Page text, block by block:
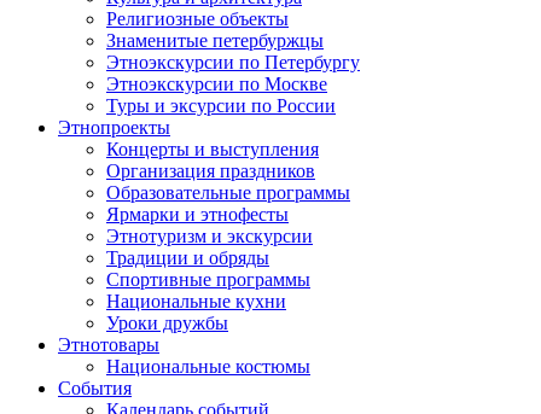
Религиозные объекты
Знаменитые петербуржцы
Этноэкскурсии по Петербургу
Этноэкскурсии по Москве
Туры и эксурсии по России
Этнопроекты
Концерты и выступления
Организация праздников
Образовательные программы
Ярмарки и этнофесты
Этнотуризм и экскурсии
Традиции и обряды
Спортивные программы
Национальные кухни
Уроки дружбы
Этнотовары
Национальные костюмы
События
Календарь событий